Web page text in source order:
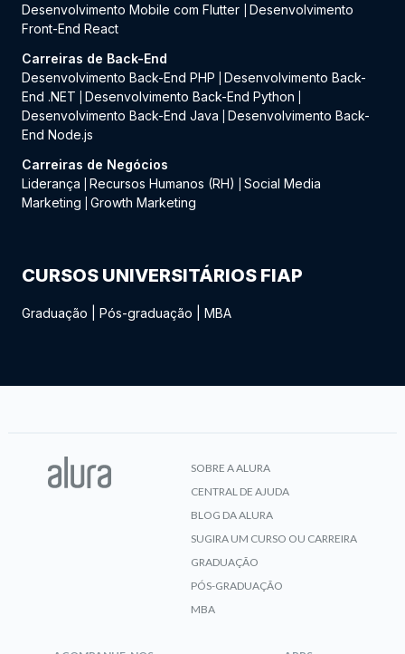
Desenvolvimento Mobile com Flutter
Desenvolvimento
Front-End React
Carreiras de Back-End
Desenvolvimento Back-End PHP
Desenvolvimento Back-
End .NET
Desenvolvimento Back-End Python
Desenvolvimento Back-End Java
Desenvolvimento Back-
End Node.js
Carreiras de Negócios
Liderança
Recursos Humanos (RH)
Social Media
Marketing
Growth Marketing
CURSOS UNIVERSITÁRIOS FIAP
Graduação Pós-graduação MBA
SOBRE A ALURA
CENTRAL DE AJUDA
BLOG DA ALURA
SUGIRA UM CURSO OU CARREIRA
GRADUAÇÃO
PÓS-GRADUAÇÃO
MBA